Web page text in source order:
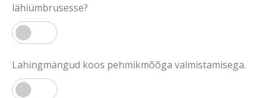
lähiümbrusesse?
Lahingmängud koos pehmikmõõga valmistamisega.